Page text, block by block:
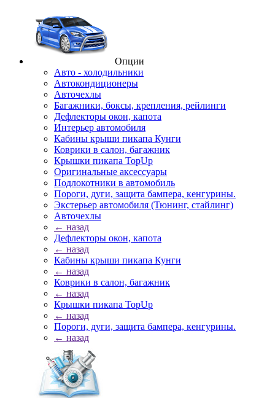
Опции
Авто - холодильники
Автокондиционеры
Авточехлы
Багажники, боксы, крепления, рейлинги
Дефлекторы окон, капота
Интерьер автомобиля
Кабины крыши пикапа Кунги
Коврики в салон, багажник
Крышки пикапа TopUp
Оригинальные аксессуары
Подлокотники в автомобиль
Пороги, дуги, защита бампера, кенгурины.
Экстерьер автомобиля (Тюнинг, стайлинг)
Авточехлы
← назад
Дефлекторы окон, капота
← назад
Кабины крыши пикапа Кунги
← назад
Коврики в салон, багажник
← назад
Крышки пикапа TopUp
← назад
Пороги, дуги, защита бампера, кенгурины.
← назад